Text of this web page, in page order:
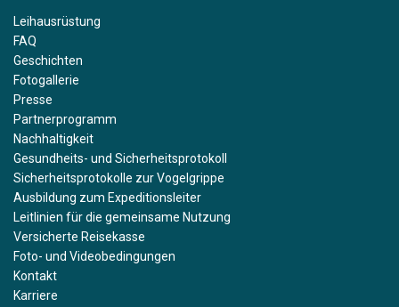
Leihausrüstung
FAQ
Geschichten
Fotogallerie
Presse
Partnerprogramm
Nachhaltigkeit
Gesundheits- und Sicherheitsprotokoll
Sicherheitsprotokolle zur Vogelgrippe
Ausbildung zum Expeditionsleiter
Leitlinien für die gemeinsame Nutzung
Versicherte Reisekasse
Foto- und Videobedingungen
Kontakt
Karriere